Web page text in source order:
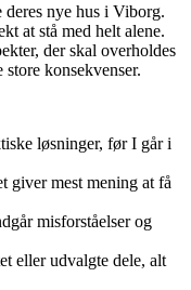
deres nye hus i Viborg.
at stå med helt alene.
der skal overholdes
konsekvenser.
løsninger, før I går i
giver mest mening at få
misforståelser og
eller udvalgte dele, alt